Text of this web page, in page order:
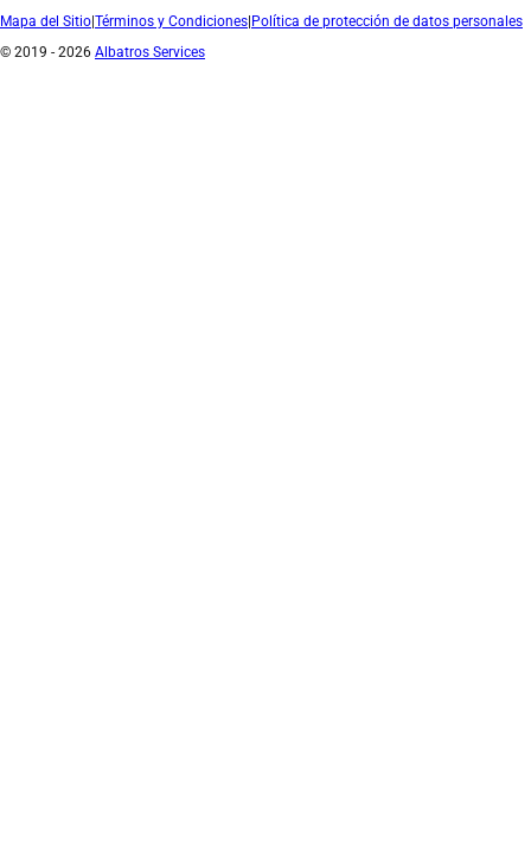
Mapa del Sitio|Términos y Condiciones|Política de protección de datos personales
© 2019 - 2026 Albatros Services